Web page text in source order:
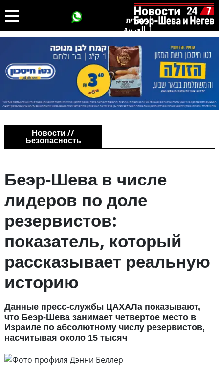
עברית
العربية
Новости //
Безопасность
Беэр-Шева в числе
лидеров по доле
резервистов:
показатель, который
рассказывает реальную
историю
Данные пресс-службы ЦАХАЛа показывают,
что Беэр-Шева занимает четвертое место в
Израиле по абсолютному числу резервистов,
насчитывая около 15 тысяч